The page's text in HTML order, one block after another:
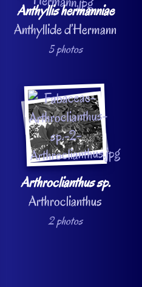
Anthyllis hermanniae
Anthyllide d’Hermann
5 photos
Arthroclianthus sp.
Arthroclianthus
2 photos